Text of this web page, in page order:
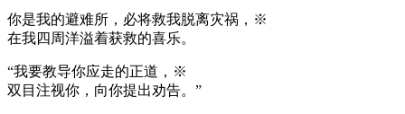
你是我的避难所，必将救我脱离灾祸，※
在我四周洋溢着获救的喜乐。
“我要教导你应走的正道，※
双目注视你，向你提出劝告。”